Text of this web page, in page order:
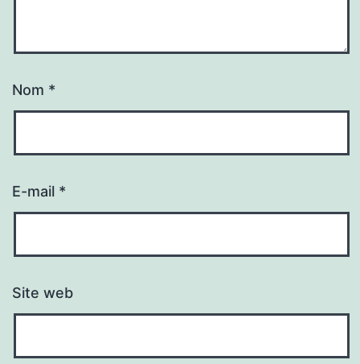
Nom *
E-mail *
Site web